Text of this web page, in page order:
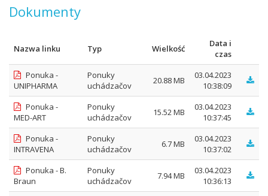
Dokumenty
Nazwa linku Typ Wielkość
Data i
czas
Ponuka -
UNIPHARMA
Ponuky
uchádzačov
20.88 MB
03.04.2023
10:38:09
Ponuka -
MED-ART
Ponuky
uchádzačov
15.52 MB
03.04.2023
10:37:45
Ponuka -
INTRAVENA
Ponuky
uchádzačov
6.7 MB
03.04.2023
10:37:02
Ponuka - B.
Braun
Ponuky
uchádzačov
7.94 MB
03.04.2023
10:36:13